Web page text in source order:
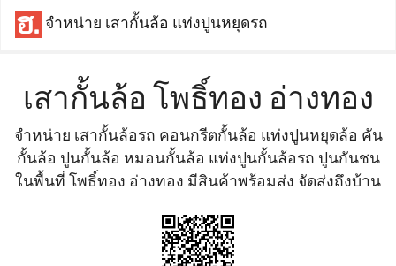
จำหน่าย เสากั้นล้อ แท่งปูนหยุดรถ
เสากั้นล้อ โพธิ์ทอง อ่างทอง
จำหน่าย เสากั้นล้อรถ คอนกรีตกั้นล้อ แท่งปูนหยุดล้อ คัน
กั้นล้อ ปูนกั้นล้อ หมอนกั้นล้อ แท่งปูนกั้นล้อรถ ปูนกันชน
ในพื้นที่ โพธิ์ทอง อ่างทอง มีสินค้าพร้อมส่ง จัดส่งถึงบ้าน